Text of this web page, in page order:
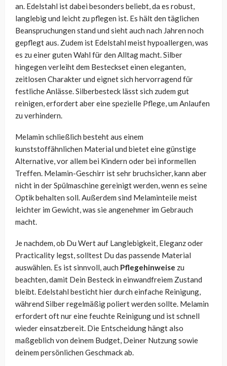
an. Edelstahl ist dabei besonders beliebt, da es robust,
langlebig und leicht zu pflegen ist. Es hält den täglichen
Beanspruchungen stand und sieht auch nach Jahren noch
gepflegt aus. Zudem ist Edelstahl meist hypoallergen, was
es zu einer guten Wahl für den Alltag macht. Silber
hingegen verleiht dem Besteckset einen eleganten,
zeitlosen Charakter und eignet sich hervorragend für
festliche Anlässe. Silberbesteck lässt sich zudem gut
reinigen, erfordert aber eine spezielle Pflege, um Anlaufen
zu verhindern.
Melamin schließlich besteht aus einem
kunststoffähnlichen Material und bietet eine günstige
Alternative, vor allem bei Kindern oder bei informellen
Treffen. Melamin-Geschirr ist sehr bruchsicher, kann aber
nicht in der Spülmaschine gereinigt werden, wenn es seine
Optik behalten soll. Außerdem sind Melaminteile meist
leichter im Gewicht, was sie angenehmer im Gebrauch
macht.
Je nachdem, ob Du Wert auf Langlebigkeit, Eleganz oder
Practicality legst, solltest Du das passende Material
auswählen. Es ist sinnvoll, auch Pflegehinweise zu
beachten, damit Dein Besteck in einwandfreiem Zustand
bleibt. Edelstahl besticht hier durch einfache Reinigung,
während Silber regelmäßig poliert werden sollte. Melamin
erfordert oft nur eine feuchte Reinigung und ist schnell
wieder einsatzbereit. Die Entscheidung hängt also
maßgeblich von deinem Budget, Deiner Nutzung sowie
deinem persönlichen Geschmack ab.